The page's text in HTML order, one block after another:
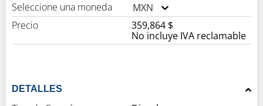
Seleccione una moneda
MXN
Precio
359,864 $
No incluye IVA reclamable
DETALLES